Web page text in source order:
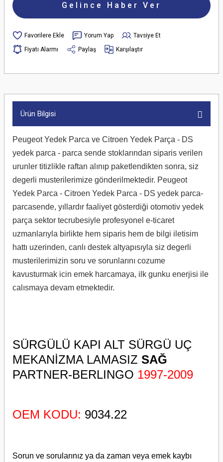
Gelince Haber Ver
Yorum Yap
Tavsiye Et
Fiyatı Alarmı
Paylaş Karşılaştır
Ürün Bilgisi
Peugeot Yedek Parca ve Citroen Yedek Parça - DS
yedek parca - parca sende stoklarından siparis verilen
urunler titizlikle raftan alınıp paketlendikten sonra, siz
degerli musterilerimize gönderilmektedir. Peugeot
Yedek Parca - Citroen Yedek Parca - DS yedek parca-
parcasende, yıllardır faaliyet gösterdiği otomotiv yedek
parça sektor tecrubesiyle profesyonel e-ticaret
uzmanlarıyla birlikte hem siparis hem de bilgi iletisim
hattı uzerinden, canlı destek altyapısıyla siz degerli
musterilerimizin soru ve sorunlarını cozume
kavusturmak icin emek harcamaya, ilk gunku enerjisi ile
calısmaya devam etmektedir.
SÜRGÜLÜ KAPI ALT SÜRGÜ UÇ
MEKANİZMA LAMASIZ SAĞ
PARTNER-BERLINGO 1997-2009
OEM KODU: 9034.22
Sorun ve sorularınız ya da zaman veya emek kaybı